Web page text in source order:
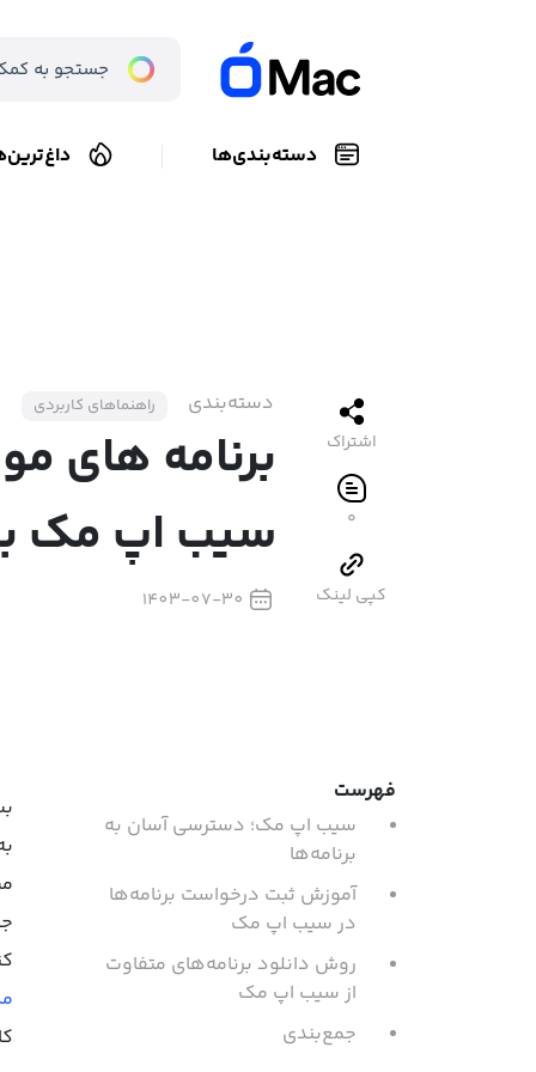
دسته‌بندی‌ها
دسته‌بندی راهنماهای کاربردی
برنامه‌ های
سیب اپ مک
1403-07-30
اشتراک
۰
کپی لینک
فهرست
سیب اپ مک؛ دسترسی آسان به
برنامه‌ها
آموزش ثبت درخواست برنامه‌ها
در سیب اپ مک
روش دانلود برنامه‌های متفاوت
از سیب اپ مک
جمع‌بندی